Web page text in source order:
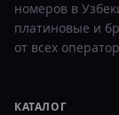
номеров в
платиновые и
от всех
КАТАЛОГ